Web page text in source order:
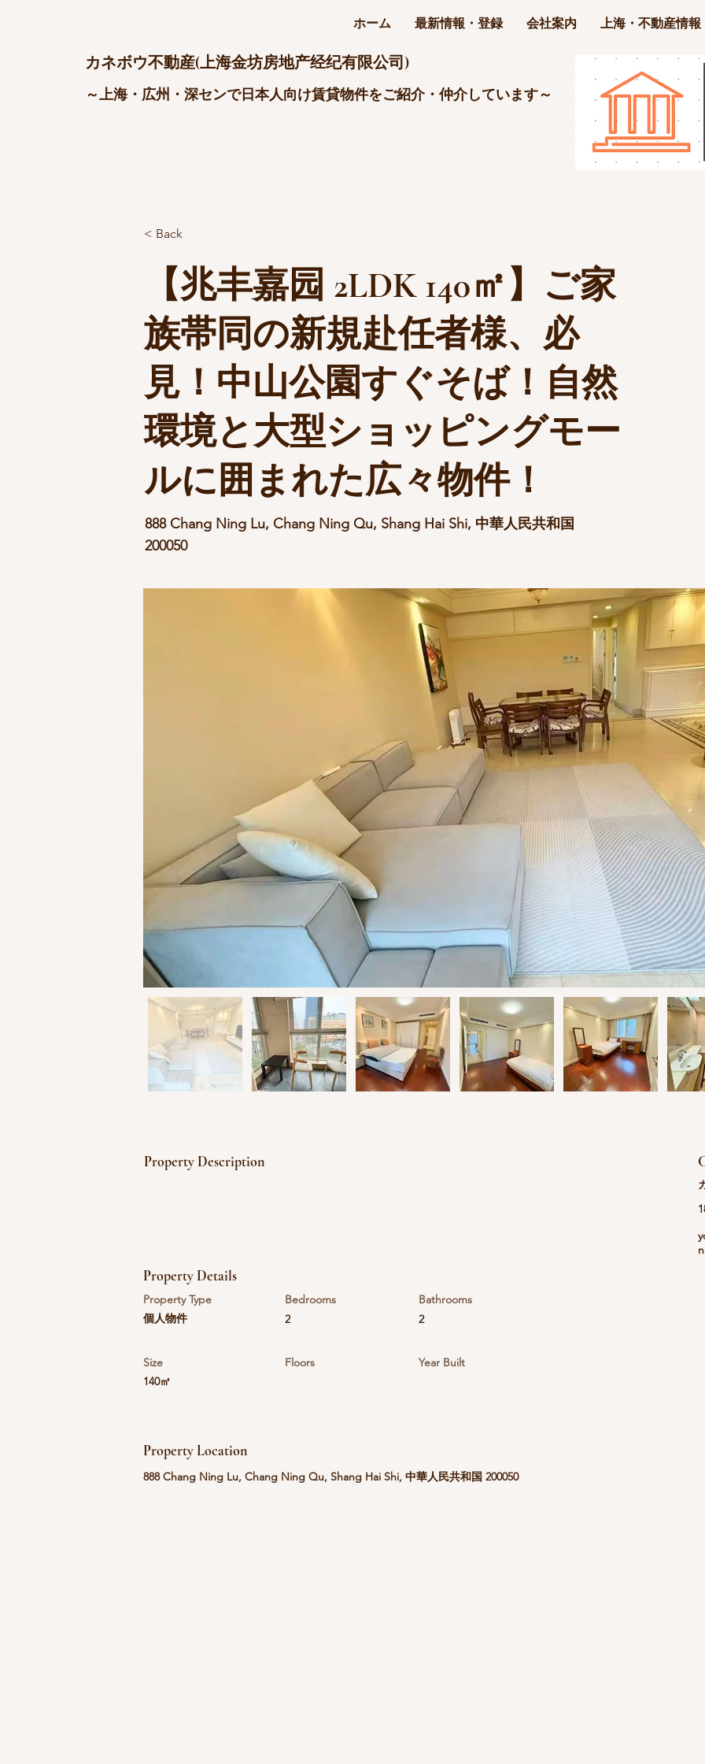
カネボウ不動産(上海金坊房地产经纪有限公司)
～上海・広州・深センで日本人向け賃貸物件をご紹介・仲介しています～
ホーム 最新情報・登録 会社案内 上海・不動産情報
< Back
【兆丰嘉园 2LDK 140㎡】ご家
族帯同の新規赴任者様、必
見！中山公園すぐそば！自然
環境と大型ショッピングモー
ルに囲まれた広々物件！
888 Chang Ning Lu, Chang Ning Qu, Shang Hai Shi, 中華人民共和国
200050
Property Description
n
Property Details
Property Type
個人物件
Bedrooms
2
Bathrooms
2
Size
140㎡
Floors Year Built
Property Location
888 Chang Ning Lu, Chang Ning Qu, Shang Hai Shi, 中華人民共和国 200050